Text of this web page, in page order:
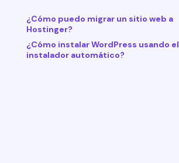
¿Cómo puedo migrar un sitio web a
Hostinger?
¿Cómo instalar WordPress usando el
instalador automático?